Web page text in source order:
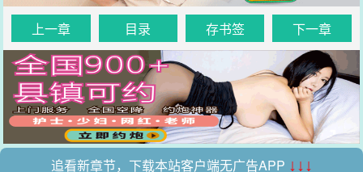
上一章 目录 存书签 下一章
追看新章节，下载本站客户端无广告APP ↓↓↓